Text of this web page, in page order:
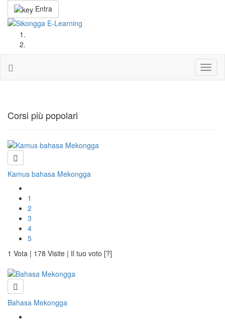
Entra
Corsi più popolari
Kamus bahasa Mekongga
1
2
3
4
5
1 Vota | 178 Visite | Il tuo voto [?]
Bahasa Mekongga